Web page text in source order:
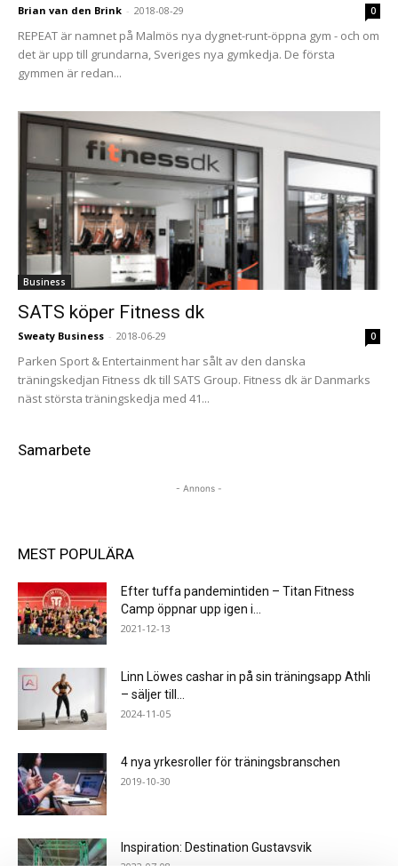
Brian van den Brink - 2018-08-29 0
REPEAT är namnet på Malmös nya dygnet-runt-öppna gym - och om
det är upp till grundarna, Sveriges nya gymkedja. De första
gymmen är redan...
Business
SATS köper Fitness dk
Sweaty Business - 2018-06-29 0
Parken Sport & Entertainment har sålt av den danska
träningskedjan Fitness dk till SATS Group. Fitness dk är Danmarks
näst största träningskedja med 41...
Samarbete
- Annons -
MEST POPULÄRA
Efter tuffa pandemintiden – Titan Fitness
Camp öppnar upp igen i...
2021-12-13
Linn Löwes cashar in på sin träningsapp Athli
– säljer till...
2024-11-05
4 nya yrkesroller för träningsbranschen
2019-10-30
Inspiration: Destination Gustavsvik